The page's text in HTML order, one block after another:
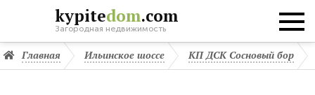
kypitedom.com
Загородная недвижимость
Главная Ильинское шоссе КП ДСК Сосновый бор